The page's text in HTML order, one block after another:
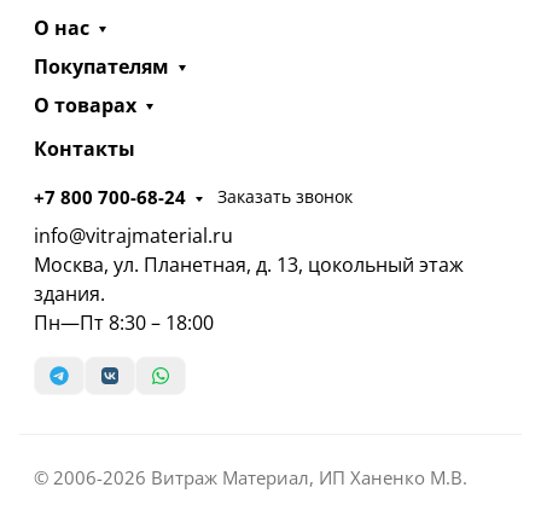
О нас
Покупателям
О товарах
Контакты
+7 800 700-68-24 Заказать звонок
info@vitrajmaterial.ru
Москва, ул. Планетная, д. 13, цокольный этаж
здания.
Пн—Пт 8:30 – 18:00
© 2006-2026 Витраж Материал, ИП Ханенко М.В.